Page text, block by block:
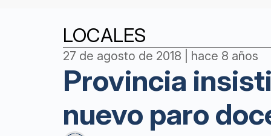
LOCALES
27 de agosto de 2018 | hace 8 años
Provincia
nuevo paro